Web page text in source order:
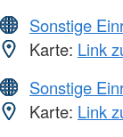
Sonstige
Karte: Link
Sonstige
Karte: Link